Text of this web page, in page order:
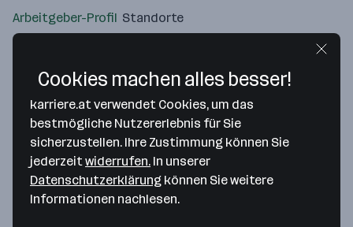
Arbeitgeber-Profil Standorte
Bitte stimme unseren Cookie-
Richtlinien zu, um diese Karte
anzuzeigen.
Cookies machen alles besser!
karriere.at verwendet Cookies, um das
bestmögliche Nutzererlebnis für Sie
sicherzustellen. Ihre Zustimmung können Sie
jederzeitwiderrufen. In unserer
Datenschutzerklärung können Sie weitere
Informationen nachlesen.